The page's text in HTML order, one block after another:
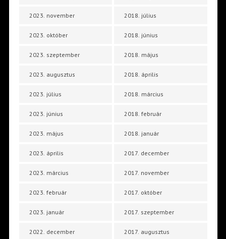
2023. november
2023. október
2023. szeptember
2023. augusztus
2023. július
2023. június
2023. május
2023. április
2023. március
2023. február
2023. január
2022. december
2018. július
2018. június
2018. május
2018. április
2018. március
2018. február
2018. január
2017. december
2017. november
2017. október
2017. szeptember
2017. augusztus